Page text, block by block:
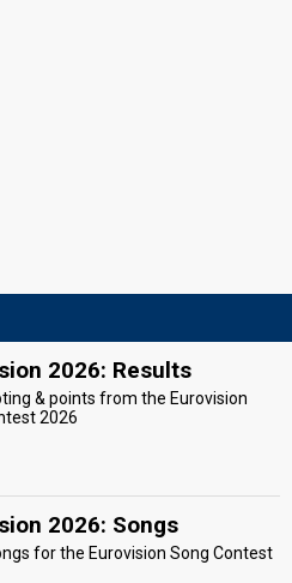
2026: Results
& points from the Eurovision
2026
2026: Songs
for the Eurovision Song Contest